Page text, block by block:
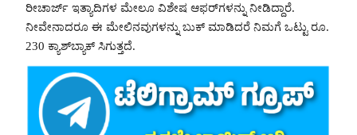
ರೀಚಾರ್ಜ್ ಇತ್ಯಾದಿಗಳ ಮೇಲೂ ವಿಶೇಷ ಆಫರ್‌ಗಳನ್ನು ನೀಡಿದ್ದಾರೆ.
ನೀವೇನಾದರೂ ಈ ಮೇಲಿನವುಗಳನ್ನು ಬುಕ್ ಮಾಡಿದರೆ ನಿಮಗೆ ಒಟ್ಟು ರೂ.
230 ಕ್ಯಾಶ್‌ಬ್ಯಾಕ್ ಸಿಗುತ್ತದೆ.